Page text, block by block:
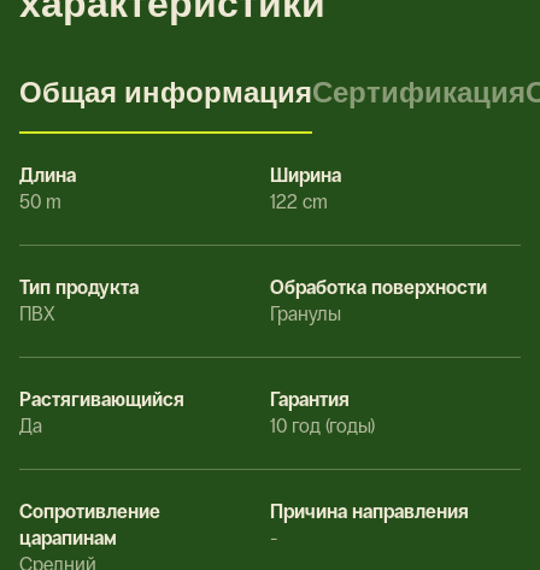
Общая информацияСертификация
Длина
50 m
Ширина
122 cm
Тип продукта
ПВХ
Обработка поверхности
Гранулы
Растягивающийся
Да
Гарантия
10 год (годы)
Сопротивление
царапинам
Средний
Причина направления
-